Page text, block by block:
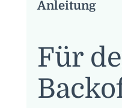
Anleitung
Für